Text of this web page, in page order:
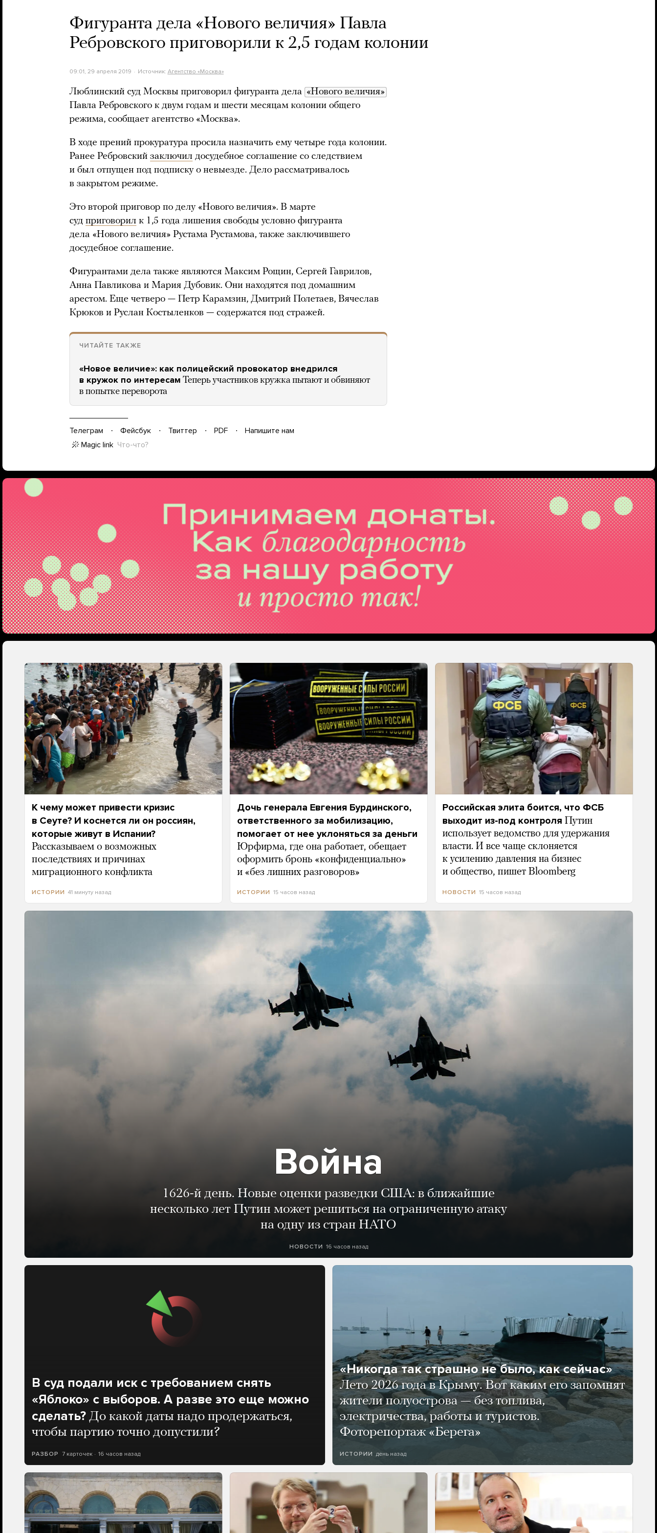
Фигуранта дела «Нового величия» Павла
Ребровского приговорили к 2,5 годам колонии
09:01, 29 апреля 2019 Источник: Агентство «Москва»
Люблинский суд Москвы приговорил фигуранта дела «Нового величия»
Павла Ребровского к двум годам и шести месяцам колонии общего
режима, сообщает агентство «Москва».
В ходе прений прокуратура просила назначить ему четыре года колонии.
Ранее Ребровский заключил досудебное соглашение со следствием
и был отпущен под подписку о невыезде. Дело рассматривалось
в закрытом режиме.
Это второй приговор по делу «Нового величия». В марте
суд приговорил к 1,5 года лишения свободы условно фигуранта
дела «Нового величия» Рустама Рустамова, также заключившего
досудебное соглашение.
Фигурантами дела также являются Максим Рощин, Сергей Гаврилов,
Анна Павликова и Мария Дубовик. Они находятся под домашним
арестом. Еще четверо — Петр Карамзин, Дмитрий Полетаев, Вячеслав
Крюков и Руслан Костыленков — содержатся под стражей.
ЧИТАЙТЕ ТАКЖЕ
«Новое величие»: как полицейский провокатор внедрился
в кружок по интересам Теперь участников кружка пытают и обвиняют
в попытке переворота
Телеграм Фейсбук Твиттер PDF
Напишите нам
Magic link Что-что?
К чему может привести кризис
в Сеуте? И коснется ли он россиян,
которые живут в Испании?
Рассказываем о возможных
последствиях и причинах
миграционного конфликта
ИСТОРИИ 41 минуту назад
Дочь генерала Евгения Бурдинского,
ответственного за мобилизацию,
помогает от нее уклоняться за деньги
Юрфирма, где она работает, обещает
оформить бронь «конфиденциально»
и «без лишних разговоров»
ИСТОРИИ 15 часов назад
Российская элита боится, что ФСБ
выходит из-под контроля Путин
использует ведомство для удержания
власти. И все чаще склоняется
к усилению давления на бизнес
и общество, пишет Bloomberg
НОВОСТИ 15 часов назад
Война
1626-й день. Новые оценки разведки США: в ближайшие
несколько лет Путин может решиться на ограниченную атаку
на одну из стран НАТО
НОВОСТИ 16 часов назад
В суд подали иск с требованием снять
«Яблоко» с выборов. А разве это еще можно
сделать? До какой даты надо продержаться,
чтобы партию точно допустили?
РАЗБОР 7 карточек 16 часов назад
«Никогда так страшно не было, как сейчас»
Лето 2026 года в Крыму. Вот каким его запомнят
жители полуострова — без топлива,
электричества, работы и туристов.
Фоторепортаж «Берега»
ИСТОРИИ день назад